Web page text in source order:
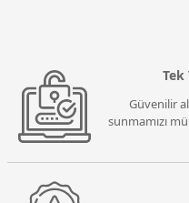
Tek
Güvenilir
sunmamızı